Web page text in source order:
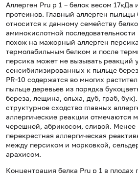
Аллерген Pru p 1 – белок весом 17кДа
протеинов. Главный аллерген
относится к данному семейству
аминокислотной
похож на мажорный аллерген
термолабильным белком и после
персика может не вызывать реакций
сенсибилизированных к пыльце
PR-10 содержатся во многих
пыльце деревьев из порядка
береза, лещина, ольха, дуб, граб,
структурное сходство главных
аллергические реакции отмечаются
черешней, абрикосом, сливой.
перекрестная аллергическая
между персиком и морковкой,
арахисом.
Концентрация белка Pru p 1 в плодах